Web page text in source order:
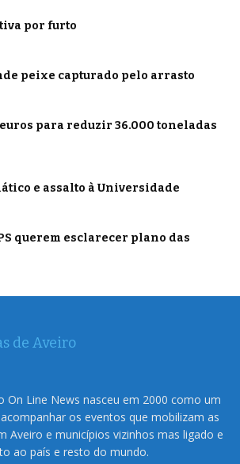
por furto
peixe capturado pelo arrasto
para reduzir 36.000 toneladas
e assalto à Universidade
querem esclarecer plano das
On Line News nasceu em 2000 como um
os eventos que mobilizam as
Aveiro e municípios vizinhos mas ligado e
ao país e resto do mundo.